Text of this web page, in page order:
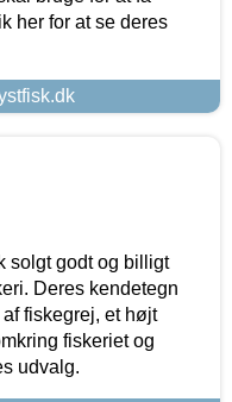
her for at se deres
solgt godt og billigt
Deres kendetegn
fiskegrej, et højt
fiskeriet og
udvalg.